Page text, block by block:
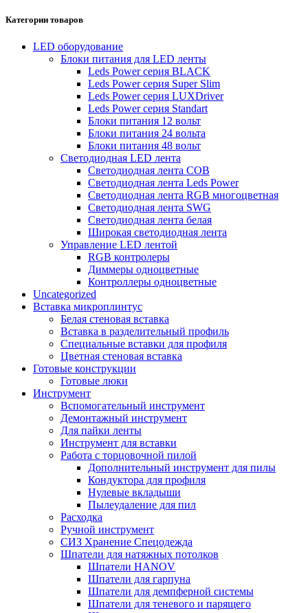
Категории товаров
LED оборудование
Блоки питания для LED ленты
Leds Power cерия BLACK
Leds Power cерия Super Slim
Leds Power серия LUXDriver
Leds Power серия Standart
Блоки питания 12 вольт
Блоки питания 24 вольта
Блоки питания 48 вольт
Светодиодная LED лента
Светодиодная лента COB
Светодиодная лента Leds Power
Светодиодная лента RGB многоцветная
Светодиодная лента SWG
Светодиодная лента белая
Широкая светодиодная лента
Управление LED лентой
RGB контролеры
Диммеры одноцветные
Контроллеры одноцветные
Uncategorized
Вставка микроплинтус
Белая стеновая вставка
Вставка в разделительный профиль
Специальные вставки для профиля
Цветная стеновая вставка
Готовые конструкции
Готовые люки
Инструмент
Вспомогательный инструмент
Демонтажный инструмент
Для пайки ленты
Инструмент для вставки
Работа с торцовочной пилой
Дополнительный инструмент для пилы
Кондуктора для профиля
Нулевые вкладыши
Пылеудаление для пил
Расходка
Ручной инструмент
СИЗ Хранение Спецодежда
Шпатели для натяжных потолков
Шпатели HANOV
Шпатели для гарпуна
Шпатели для демпферной системы
Шпатели для теневого и парящего